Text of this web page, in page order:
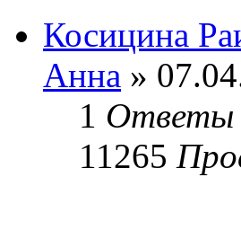
Косицина
Анна »
1 Ответы
11265